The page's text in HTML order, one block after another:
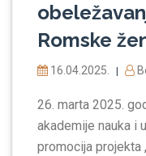
Romske
16.04.2025.
26. marta 2025.
akademije nauka i
promocija projekta